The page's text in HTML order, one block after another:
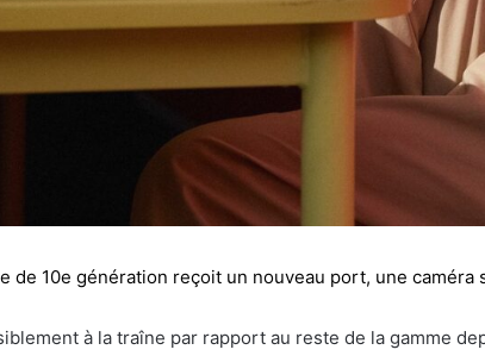
de 10e génération reçoit un nouveau port, une
à la traîne par rapport au reste de la gamme